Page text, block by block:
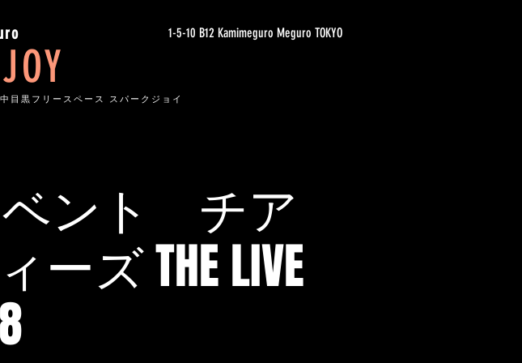
1-5-10 B12 Kamimeguro Meguro TOKYO
黒フリースペース スパークジョイ
ベント チア
ズ THE LIVE